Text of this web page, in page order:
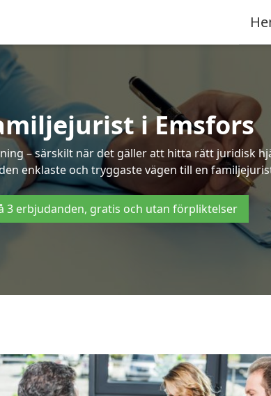
i Emsfors
– särskilt när det gäller att hitta rätt juridisk
enklaste och tryggaste vägen till en
3 erbjudanden, gratis och utan förpliktelser